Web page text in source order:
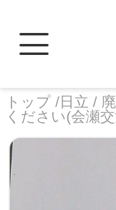
トップ /日立 /
ください(会瀬